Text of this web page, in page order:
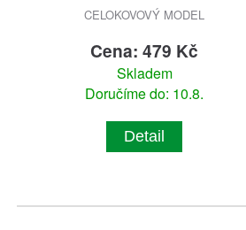
CELOKOVOVÝ MODEL
Cena: 479 Kč
Skladem
Doručíme do: 10.8.
Detail